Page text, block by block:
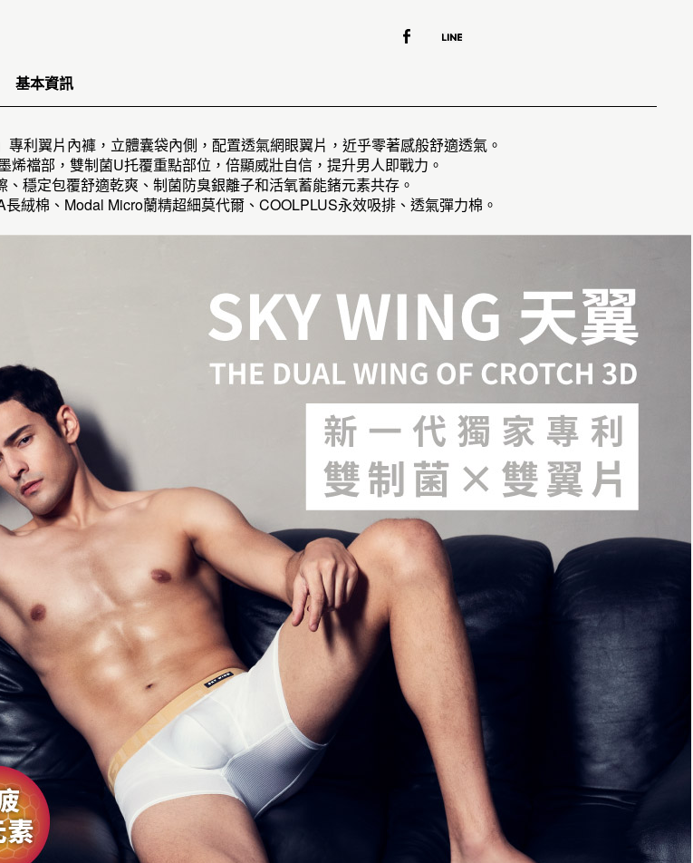
基本資訊
利翼片內褲，立體囊袋內側，配置透氣網眼翼片，近乎零著感般舒適透氣。
烯襠部，雙制菌U托覆重點部位，倍顯威壯自信，提升男人即戰力。
穩定包覆舒適乾爽、制菌防臭銀離子和活氧蓄能鍺元素共存。
絨棉、Modal Micro蘭精超細莫代爾、COOLPLUS永效吸排、透氣彈力棉。